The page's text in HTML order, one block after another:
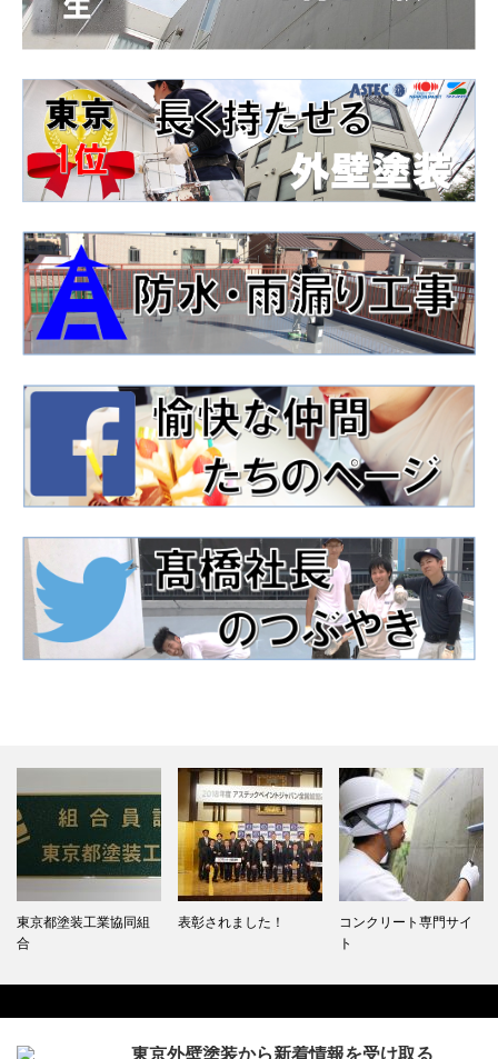
都塗装工業協同組 表彰されました！
コンクリート専門サイ
女性
東京外壁塗装から新着情報を受け取る